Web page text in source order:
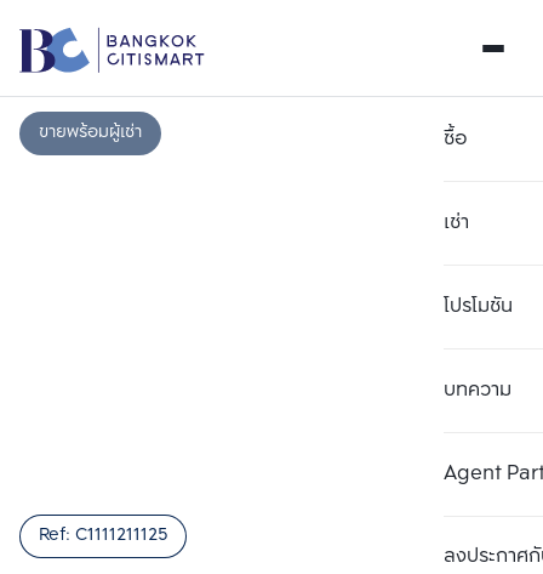
ซื้อ
เช่า
โปรโมชัน
บทความ
Agent
ลงประกาศกั
ขายพร้อมผู้เช่า
Ref: C1111211125 เปรียบเทียบ